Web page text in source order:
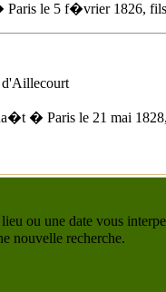
le 5 f�vrier 1826,
d'Aillecourt
� Paris le 21 mai 1828
ou une date vous
nouvelle recherche.